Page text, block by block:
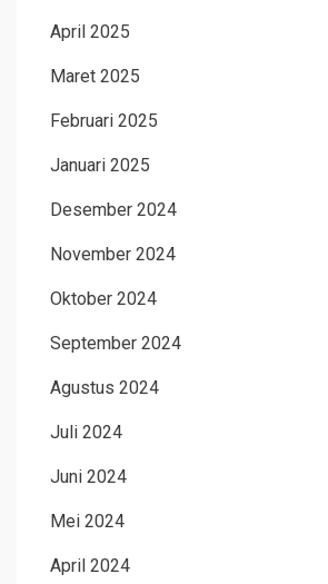
April 2025
Maret 2025
Februari 2025
Januari 2025
Desember 2024
November 2024
Oktober 2024
September 2024
Agustus 2024
Juli 2024
Juni 2024
Mei 2024
April 2024